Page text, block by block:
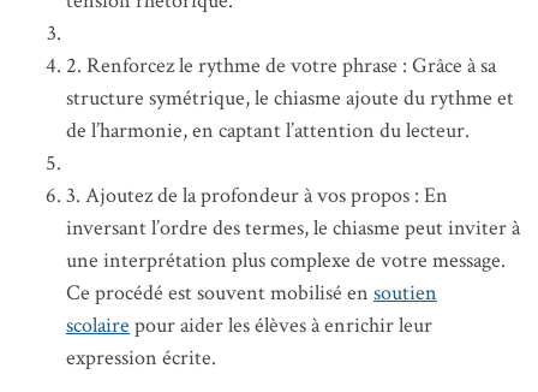
2. Renforcez le rythme de votre phrase : Grâce à sa
structure symétrique, le chiasme ajoute du rythme et
de l’harmonie, en captant l’attention du lecteur.
3. Ajoutez de la profondeur à vos propos : En
inversant l’ordre des termes, le chiasme peut inviter à
une interprétation plus complexe de votre message.
Ce procédé est souvent mobilisé en soutien
scolaire pour aider les élèves à enrichir leur
expression écrite.